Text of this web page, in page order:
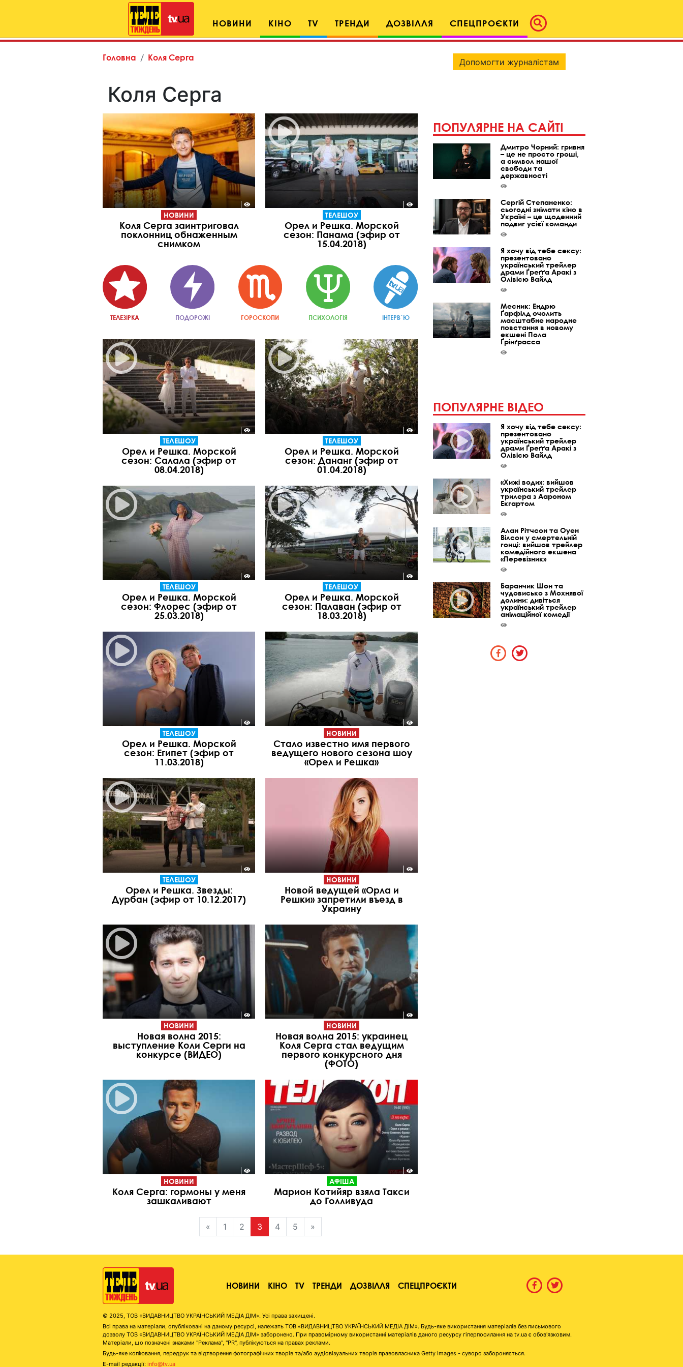
НОВИНИ КІНО TV ТРЕНДИ ДОЗВІЛЛЯ СПЕЦПРОЄКТИ
Головна Коля Серга
Коля Серга
НОВИНИ
Коля Серга заинтриговал
поклонниц обнаженным
снимком
ТЕЛЕШОУ
Орел и Решка. Морской
сезон: Панама (эфир от
15.04.2018)
ТЕЛЕЗІРКА ПОДОРОЖІ ГОРОСКОПИ ПСИХОЛОГІЯ ІНТЕРВ`Ю
ТЕЛЕШОУ
Орел и Решка. Морской
сезон: Салала (эфир от
08.04.2018)
ТЕЛЕШОУ
Орел и Решка. Морской
сезон: Дананг (эфир от
01.04.2018)
ТЕЛЕШОУ
Орел и Решка. Морской
сезон: Флорес (эфир от
25.03.2018)
ТЕЛЕШОУ
Орел и Решка. Морской
сезон: Палаван (эфир от
18.03.2018)
ТЕЛЕШОУ
Орел и Решка. Морской
сезон: Египет (эфир от
11.03.2018)
НОВИНИ
Стало известно имя первого
ведущего нового сезона шоу
«Орел и Решка»
ТЕЛЕШОУ
Орел и Решка. Звезды:
Дурбан (эфир от 10.12.2017)
НОВИНИ
Новой ведущей «Орла и
Решки» запретили въезд в
Украину
НОВИНИ
Новая волна 2015:
выступление Коли Серги на
конкурсе (ВИДЕО)
НОВИНИ
Новая волна 2015: украинец
Коля Серга стал ведущим
первого конкурсного дня
(ФОТО)
НОВИНИ
Коля Серга: гормоны у меня
зашкаливают
АФІША
Марион Котийяр взяла Такси
до Голливуда
« 1 2 3 4 5 »
Допомогти журналістам
ПОПУЛЯРНЕ НА САЙТІ
Дмитро Чорний: гривня
– це не просто гроші,
а символ нашої
свободи та
державності
Сергій Степаненко:
сьогодні знімати кіно в
Україні – це щоденний
подвиг усієї команди
Я хочу від тебе сексу:
презентовано
український трейлер
драми Ґреґґа Аракі з
Олівією Вайлд
Месник: Ендрю
Ґарфілд очолить
масштабне народне
повстання в новому
екшені Пола
Ґрінґрасса
ПОПУЛЯРНЕ ВІДЕО
Я хочу від тебе сексу:
презентовано
український трейлер
драми Ґреґґа Аракі з
Олівією Вайлд
«Хижі води»: вийшов
український трейлер
трилера з Аароном
Екгартом
Алан Рітчсон та Оуен
Вілсон у смертельній
гонці: вийшов трейлер
комедійного екшена
«Перевізник»
Баранчик Шон та
чудовисько з Мохнявої
долини: дивіться
український трейлер
анімаційної комедії
НОВИНИ КІНО TV ТРЕНДИ ДОЗВІЛЛЯ СПЕЦПРОЄКТИ
© 2025, ТОВ «ВИДАВНИЦТВО УКРАЇНСЬКИЙ МЕДІА ДІМ». Усі права захищені.
Всі права на матеріали, опубліковані на даному ресурсі, належать ТОВ «ВИДАВНИЦТВО УКРАЇНСЬКИЙ МЕДІА ДІМ». Будь-яке використання матеріалів без письмового
дозволу ТОВ «ВИДАВНИЦТВО УКРАЇНСЬКИЙ МЕДІА ДІМ» заборонено. При правомірному використанні матеріалів даного ресурсу гіперпосилання на tv.ua є обов'язковим.
Матеріали, що позначені знаками "Реклама", "PR", публікуються на правах реклами.
Будь-яке копіювання, передрук та відтворення фотографічних творів та/або аудіовізуальних творів правовласника Getty Images - суворо забороняється.
E-mail редакції: info@tv.ua